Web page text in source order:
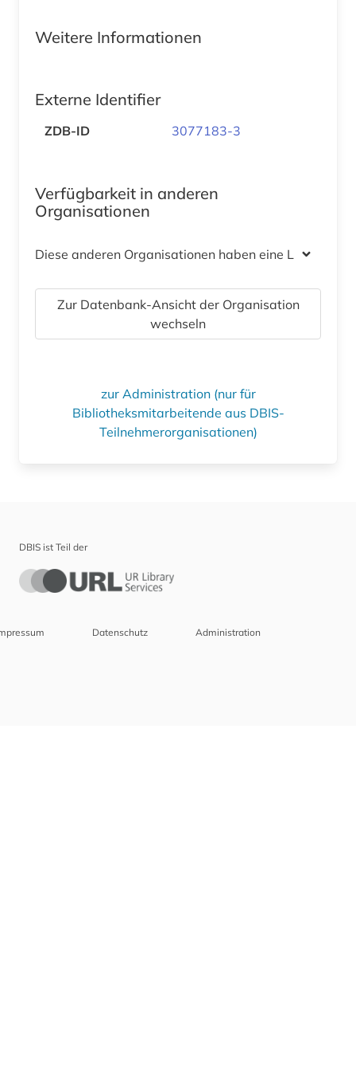
Weitere Informationen
Externe Identifier
ZDB-ID 3077183-3
Verfügbarkeit in anderen
Organisationen
Diese anderen Organisationen haben eine Lizenz
Zur Datenbank-Ansicht der Organisation
wechseln
zur Administration (nur für
Bibliotheksmitarbeitende aus DBIS-
Teilnehmerorganisationen)
DBIS ist Teil der
Datenschutz Administration